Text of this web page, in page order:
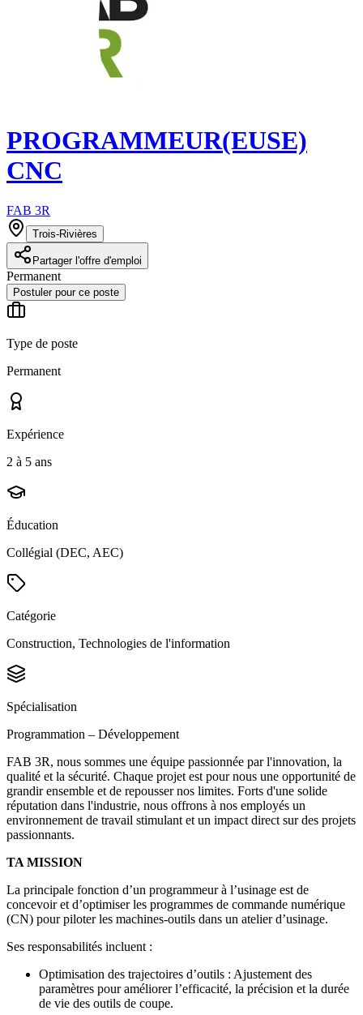
PROGRAMMEUR(EUSE)
CNC
FAB 3R
Trois-Rivières
Partager l'offre d'emploi
Permanent
Postuler pour ce poste
Type de poste
Permanent
Expérience
2 à 5 ans
Éducation
Collégial (DEC, AEC)
Catégorie
Construction, Technologies de l'information
Spécialisation
Programmation – Développement
FAB 3R, nous sommes une équipe passionnée par l'innovation, la
qualité et la sécurité. Chaque projet est pour nous une opportunité de
grandir ensemble et de repousser nos limites. Forts d'une solide
réputation dans l'industrie, nous offrons à nos employés un
environnement de travail stimulant et un impact direct sur des projets
passionnants.
TA MISSION
La principale fonction d’un programmeur à l’usinage est de
concevoir et d’optimiser les programmes de commande numérique
(CN) pour piloter les machines-outils dans un atelier d’usinage.
Ses responsabilités incluent :
Optimisation des trajectoires d’outils : Ajustement des
paramètres pour améliorer l’efficacité, la précision et la durée
de vie des outils de coupe.